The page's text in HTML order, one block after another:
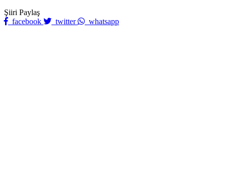
Şiiri Paylaş
facebook
twitter whatsapp